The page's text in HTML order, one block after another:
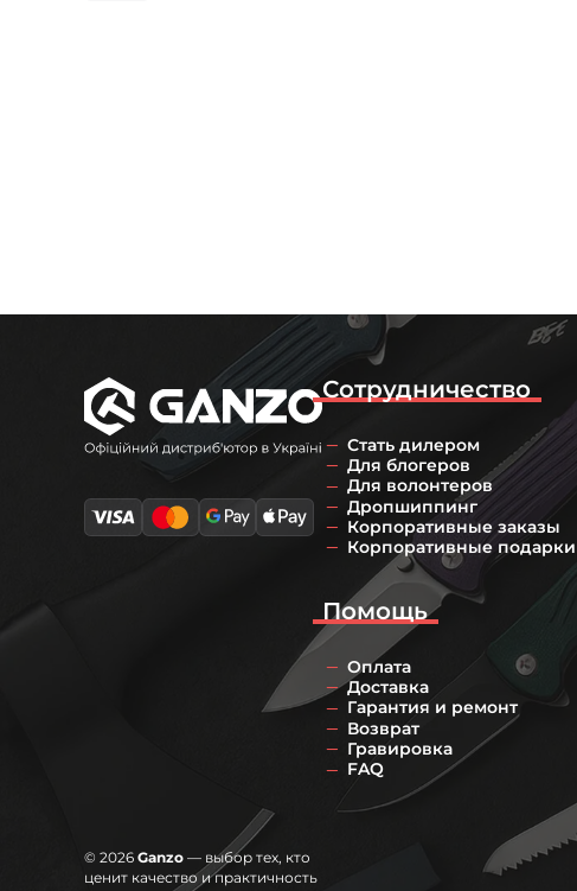
Сотрудничество
Стать дилером
Для блогеров
Для волонтеров
Дропшиппинг
Корпоративные заказы
Корпоративные подарки
Помощь
Оплата
Доставка
Гарантия и ремонт
Возврат
Гравировка
FAQ
© 2026Ganzo — выбор тех, кто
ценит качество и практичность